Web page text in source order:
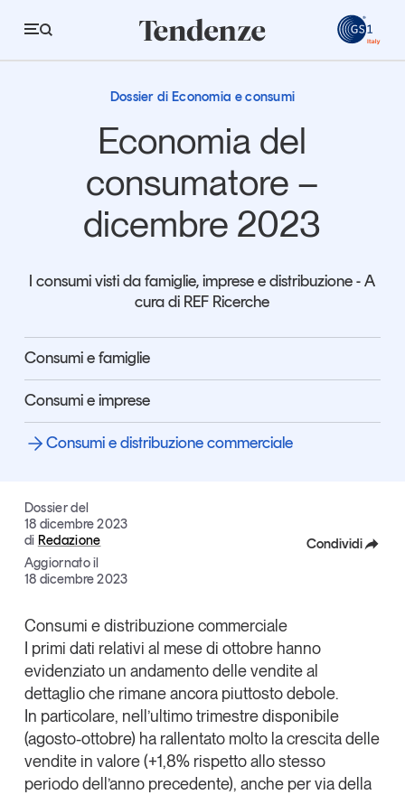
Tendenze
Consumi e distribuzione commerciale
Economia e consumi
Innovazione
Logistica
Retail e brand
Sostenibilità
Grandi temi
Magazine
Articoli
Opinioni
Il Numero
Interviste
Comunicati stampa
Video
Tutti gli studi e le ricerche
Eventi e formazione
Tutti gli appuntamenti
Chi siamo
Newsletter
Contatti
Dossier di Economia e consumi
Economia del
consumatore –
dicembre 2023
I consumi visti da famiglie, imprese e distribuzione - A
cura di REF Ricerche
Consumi e famiglie
Consumi e imprese
Consumi e distribuzione commerciale
Dossier del
18 dicembre 2023
di Redazione
Aggiornato il
18 dicembre 2023
Condividi
Linkedin
Copia Link
Consumi e distribuzione commerciale
I primi dati relativi al mese di ottobre hanno
evidenziato un andamento delle vendite al
dettaglio che rimane ancora piuttosto debole.
In particolare, nell’ultimo trimestre disponibile
(agosto-ottobre) ha rallentato molto la crescita delle
vendite in valore(+1,8% rispetto allo stesso
periodo dell’anno precedente), anche per via della